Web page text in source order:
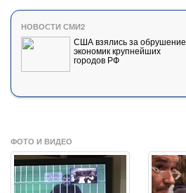
НОВОСТИ СМИ2
США взялись за обрушение
экономик крупнейших
городов РФ
ФОТО И ВИДЕО